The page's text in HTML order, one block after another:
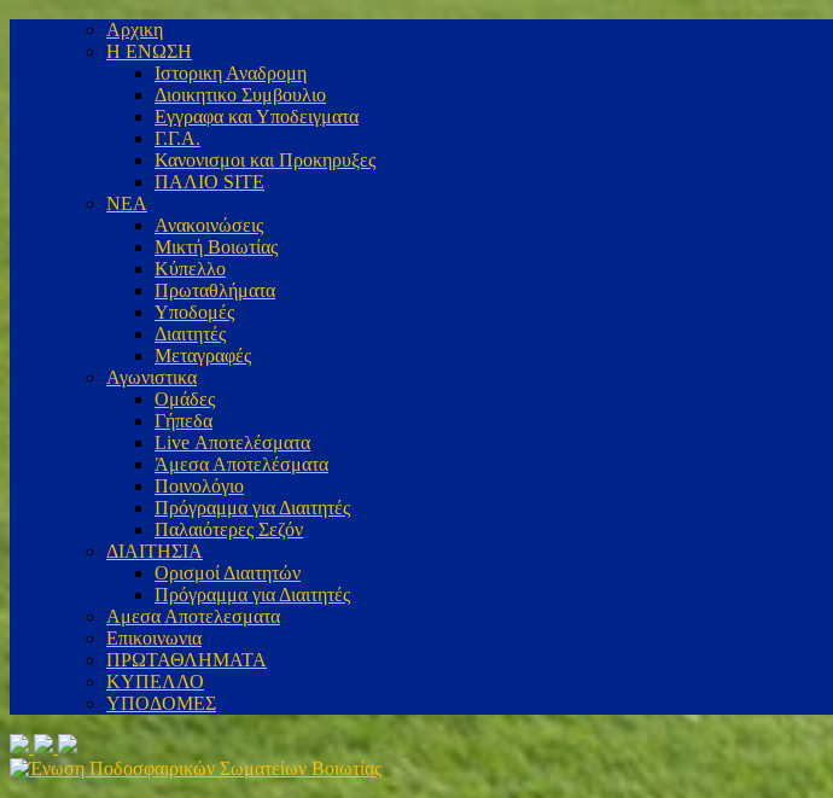
Αρχικη
Η ΕΝΩΣΗ
Ιστορικη Αναδρομη
Διοικητικο Συμβουλιο
Εγγραφα και Υποδειγματα
Γ.Γ.Α.
Κανονισμοι και Προκηρυξες
ΠΑΛΙΟ SITE
ΝΕΑ
Ανακοινώσεις
Μικτή Βοιωτίας
Κύπελλο
Πρωταθλήματα
Υποδομές
Διαιτητές
Μεταγραφές
Αγωνιστικα
Ομάδες
Γήπεδα
Live Αποτελέσματα
Άμεσα Αποτελέσματα
Ποινολόγιο
Πρόγραμμα για Διαιτητές
Παλαιότερες Σεζόν
ΔΙΑΙΤΗΣΙΑ
Ορισμοί Διαιτητών
Πρόγραμμα για Διαιτητές
Αμεσα Αποτελεσματα
Επικοινωνια
ΠΡΩΤΑΘΛΗΜΑΤΑ
ΚΥΠΕΛΛΟ
ΥΠΟΔΟΜΕΣ